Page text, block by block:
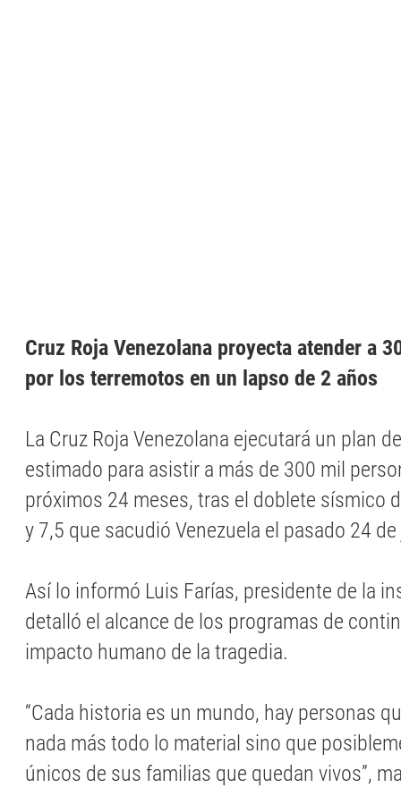
Cruz Roja Venezolana proyecta atender a
por los terremotos en un lapso de 2 años
La Cruz Roja Venezolana ejecutará un plan
estimado para asistir a más de 300 mil
próximos 24 meses, tras el doblete sísmico
y 7,5 que sacudió Venezuela el pasado 24
Así lo informó Luis Farías, presidente de la
detalló el alcance de los programas de
impacto humano de la tragedia.
“Cada historia es un mundo, hay personas
nada más todo lo material sino que
únicos de sus familias que quedan vivos”,